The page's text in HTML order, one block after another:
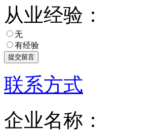
从业经验：
无
有经验
联系方式
企业名称：